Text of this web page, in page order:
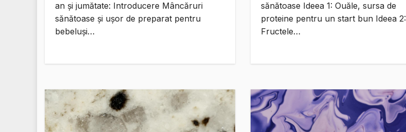
an și jumătate: Introducere Mâncăruri
sănătoase și ușor de preparat pentru
bebeluși…
sănătoase Ideea 1: Ouăle, sursa de
proteine pentru un start bun Ideea 2:
Fructele…